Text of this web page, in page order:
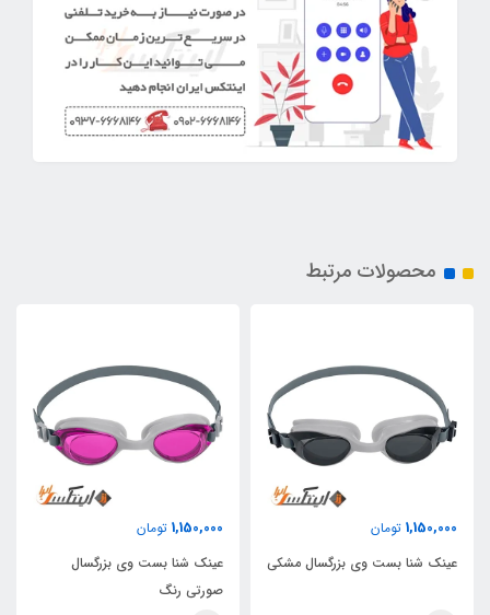
محصولات مرتبط
1,150,000 تومان
عینک شنا بست وی بزرگسال مشکی
1,150,000 تومان
عینک شنا بست وی بزرگسال
صورتی رنگ